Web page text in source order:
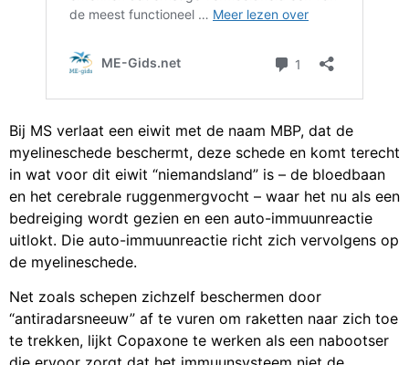
Bij MS verlaat een eiwit met de naam MBP, dat de
myelineschede beschermt, deze schede en komt terecht
in wat voor dit eiwit “niemandsland” is – de bloedbaan
en het cerebrale ruggenmergvocht – waar het nu als een
bedreiging wordt gezien en een auto-immuunreactie
uitlokt. Die auto-immuunreactie richt zich vervolgens op
de myelineschede.
Net zoals schepen zichzelf beschermen door
“antiradarsneeuw” af te vuren om raketten naar zich toe
te trekken, lijkt Copaxone te werken als een nabootser